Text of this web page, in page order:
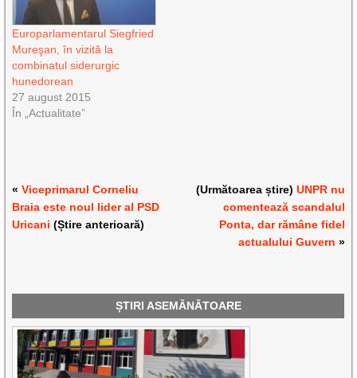
Europarlamentarul Siegfried
Mureşan, în vizită la
combinatul siderurgic
hunedorean
27 august 2015
În „Actualitate”
«Viceprimarul Corneliu
Braia este noul lider al PSD
Uricani (Știre anterioară)
(Următoarea știre) UNPR nu
comentează scandalul
Ponta, dar rămâne fidel
actualului Guvern »
ȘTIRI ASEMĂNĂTOARE